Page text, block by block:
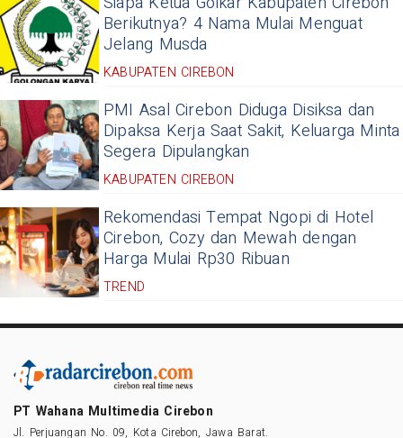
Berikutnya? 4 Nama Mulai Menguat
Jelang Musda
KABUPATEN CIREBON
PMI Asal Cirebon Diduga Disiksa dan
Dipaksa Kerja Saat Sakit, Keluarga Minta
Segera Dipulangkan
KABUPATEN CIREBON
Rekomendasi Tempat Ngopi di Hotel
Cirebon, Cozy dan Mewah dengan
Harga Mulai Rp30 Ribuan
TREND
PT Wahana Multimedia Cirebon
Jl. Perjuangan No. 09, Kota Cirebon, Jawa Barat.